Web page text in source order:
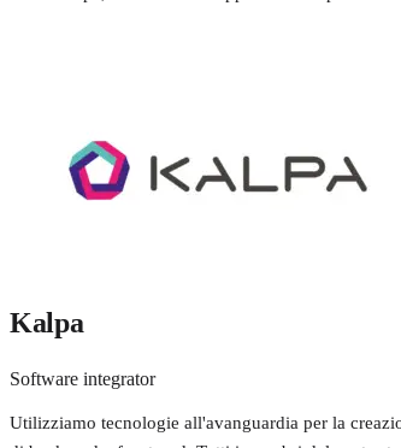
Kalpa
Software integrator
Utilizziamo tecnologie all'avanguardia per la